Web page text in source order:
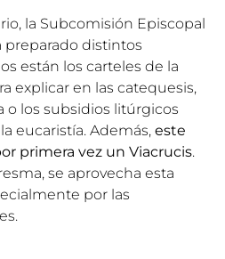
la Subcomisión Episcopal
preparado distintos
están los carteles de la
explicar en las catequesis,
o los subsidios litúrgicos
eucaristía. Además, este
primera vez un Viacrucis.
se aprovecha esta
por las